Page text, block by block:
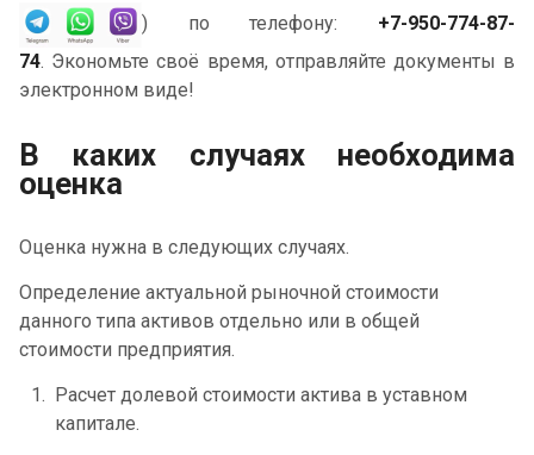
) по телефону: +7-950-774-87-
74. Экономьте своё время, отправляйте документы в
электронном виде!
В каких случаях необходима
оценка
Оценка нужна в следующих случаях.
Определение актуальной рыночной стоимости
данного типа активов отдельно или в общей
стоимости предприятия.
Расчет долевой стоимости актива в уставном
капитале.